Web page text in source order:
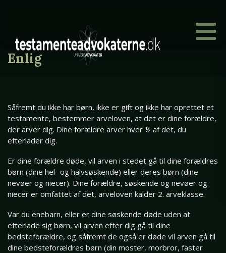
Enlig
Såfremt du ikke har børn, ikke er gift og ikke har oprettet et
testamente, bestemmer arveloven, at det er dine forældre,
der arver dig. Dine forældre arver hver ½ af det, du
efterlader dig.
Er dine forældre døde, vil arven i stedet gå til dine forældres
børn (dine hel- og halvsøskende) eller deres børn (dine
nevøer og niecer). Dine forældre, søskende og nevøer og
niecer er omfattet af det, arveloven kalder 2. arveklasse.
Var du enebarn, eller er dine søskende døde uden at
efterlade sig børn, vil arven efter dig gå til dine
bedsteforældre, og såfremt de også er døde vil arven gå til
dine bedsteforældres børn (din moster, morbror, faster